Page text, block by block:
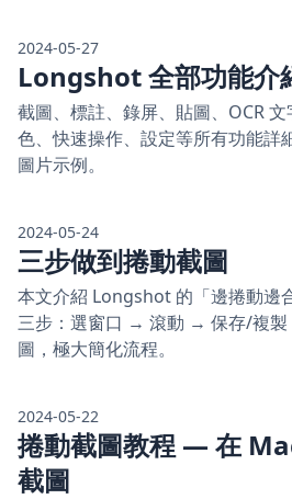
2024-05-27
Longshot 全部功能介
截圖、標註、錄屏、貼圖、OCR
色、快速操作、設定等所有功能詳
圖片示例。
2024-05-24
三步做到捲動截圖
本文介紹 Longshot 的「邊捲動邊
三步：選窗口 → 滾動 → 保存/複製
圖，極大簡化流程。
2024-05-22
捲動截圖教程 — 在
截圖